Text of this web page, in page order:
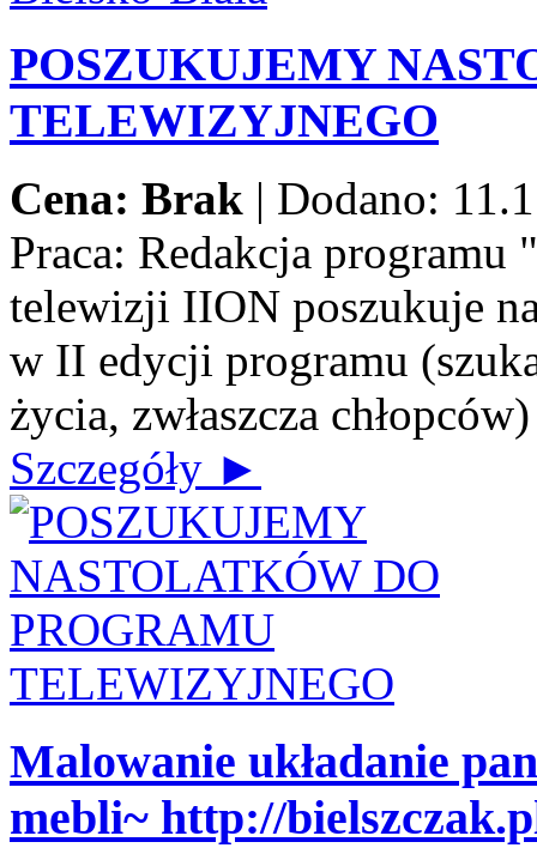
POSZUKUJEMY
TELEWIZYJNEGO
Cena: Brak | Dodano:
Praca: Redakcja programu
telewizji IION poszukuje
w II edycji programu
życia, zwłaszcza
Szczegóły ►
Malowanie układanie
mebli~ http://